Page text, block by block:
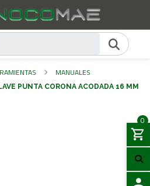
0
MANUALES
PUNTA CORONA ACODADA 16 MM